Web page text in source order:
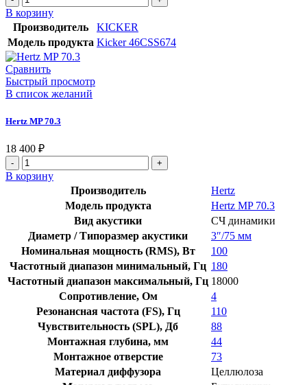
В корзину
Производитель
KICKER
Модель продукта Kicker 46CSS674
Сравнить
Быстрый просмотр
В список желаний
Hertz MP 70.3
18 400 ₽
В корзину
Производитель
Hertz
Модель продукта
Hertz MP 70.3
Вид акустики
СЧ динамики
Диаметр / Типоразмер акустики
3″/75 мм
Номинальная мощность (RMS), Вт
100
Частотный диапазон минимальный, Гц 180
Частотный диапазон максимальный, Гц 18000
Сопротивление, Ом
4
Резонансная частота (FS), Гц
110
Чувствительность (SPL), Дб
88
Монтажная глубина, мм
44
Монтажное отверстие
73
Материал диффузора
Целлюлоза